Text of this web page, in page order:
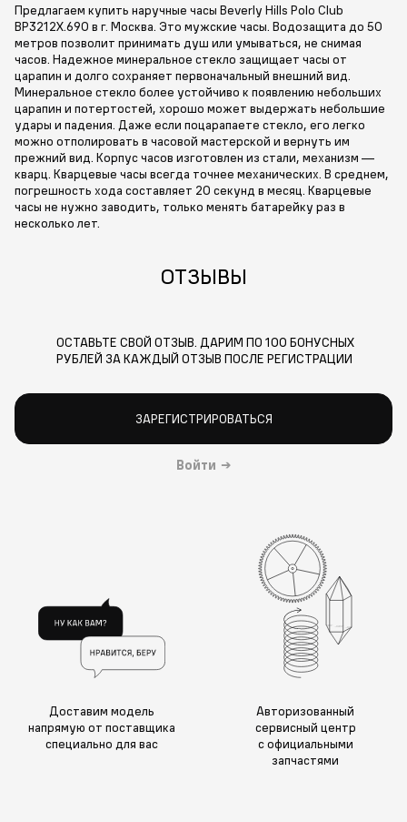
Предлагаем купить наручные часы Beverly Hills Polo Club
BP3212X.690 в г. Москва. Это мужские часы. Водозащита до 50
метров позволит принимать душ или умываться, не снимая
часов. Надежное минеральное стекло защищает часы от
царапин и долго сохраняет первоначальный внешний вид.
Минеральное стекло более устойчиво к появлению небольших
царапин и потертостей, хорошо может выдержать небольшие
удары и падения. Даже если поцарапаете стекло, его легко
можно отполировать в часовой мастерской и вернуть им
прежний вид. Корпус часов изготовлен из стали, механизм —
кварц. Кварцевые часы всегда точнее механических. В среднем,
погрешность хода составляет 20 секунд в месяц. Кварцевые
часы не нужно заводить, только менять батарейку раз в
несколько лет.
ОТЗЫВЫ
ОСТАВЬТЕ СВОЙ ОТЗЫВ. ДАРИМ ПО 100 БОНУСНЫХ
РУБЛЕЙ ЗА КАЖДЫЙ ОТЗЫВ ПОСЛЕ РЕГИСТРАЦИИ
ЗАРЕГИСТРИРОВАТЬСЯ
Войти →
Доставим модель
напрямую от поставщика
специально для вас
Авторизованный
сервисный центр
с официальными
запчастями